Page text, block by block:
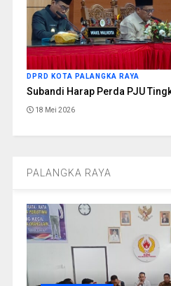
DPRD KOTA PALANGKA RAYA
Subandi Harap Perda PJU
18 Mei 2026
PALANGKA RAYA